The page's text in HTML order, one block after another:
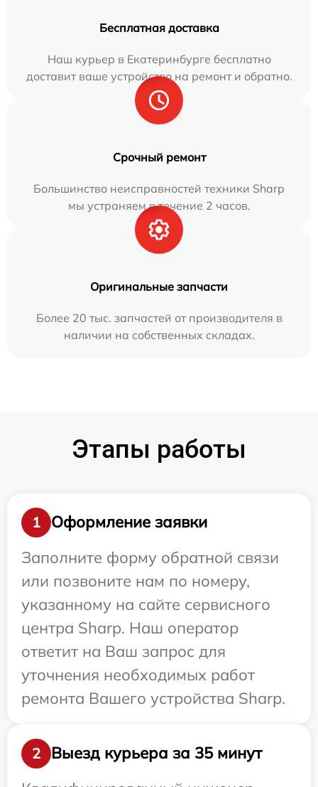
Бесплатная доставка
Наш курьер в Екатеринбурге бесплатно
доставит ваше устройство на ремонт и обратно.
Срочный ремонт
Большинство неисправностей техники Sharp
мы устраняем в течение 2 часов.
Оригинальные запчасти
Более 20 тыс. запчастей от производителя в
наличии на собственных складах.
Этапы работы
1
Оформление заявки
Заполните форму обратной связи
или позвоните нам по номеру,
указанному на сайте сервисного
центра Sharp. Наш оператор
ответит на Ваш запрос для
уточнения необходимых работ
ремонта Вашего устройства Sharp.
2
Выезд курьера за 35 минут